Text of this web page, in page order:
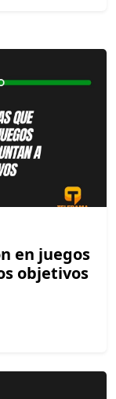
en juegos
objetivos